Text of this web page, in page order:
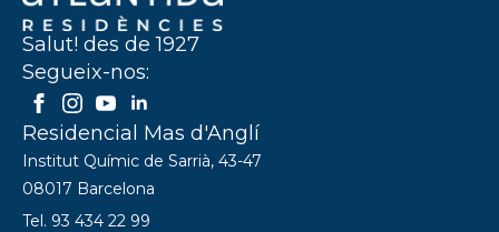
Salut! des de 1927
Segueix-nos:
Residencial Mas d'Anglí
Institut Químic de Sarrià, 43-47
08017 Barcelona
Tel. 93 434 22 99